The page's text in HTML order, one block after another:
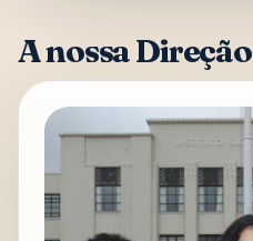
A nossa Direção